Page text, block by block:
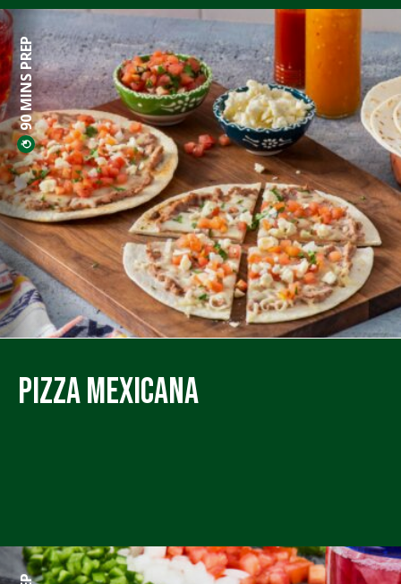
90 MINS PREP
Pizza Mexicana